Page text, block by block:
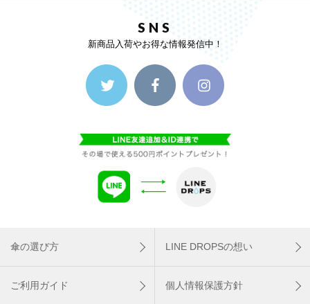
SNS
新商品入荷やお得な情報発信中！
傘の選び方 LINE DROPSの想い
ご利用ガイド 個人情報保護方針